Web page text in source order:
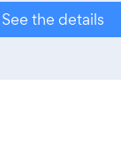
See the details